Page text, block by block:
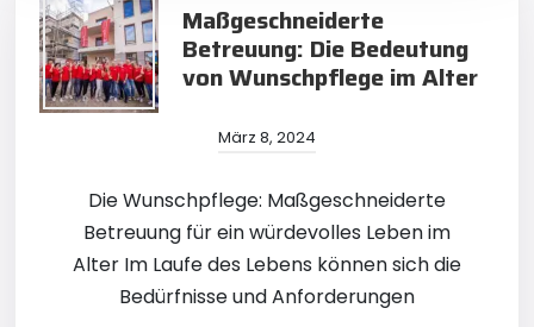
Maßgeschneiderte
Betreuung: Die Bedeutung
von Wunschpflege im Alter
März 8, 2024
Die Wunschpflege: Maßgeschneiderte
Betreuung für ein würdevolles Leben im
Alter Im Laufe des Lebens können sich die
Bedürfnisse und Anforderungen